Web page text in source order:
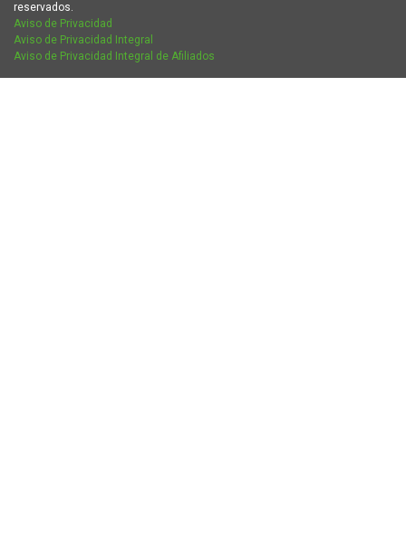
reservados.
Aviso de Privacidad
Aviso de Privacidad Integral
Aviso de Privacidad Integral de Afiliados